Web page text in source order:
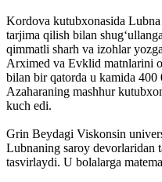
Kordova kutubxonasida
tarjima qilish bilan
qimmatli sharh va izohlar
Arximed va Evklid matnlarini
bilan bir qatorda u kamida 400
Azaharaning mashhur
kuch edi.
Grin Beydagi Viskonsin
Lubnaning saroy devorlaridan
tasvirlaydi. U bolalarga